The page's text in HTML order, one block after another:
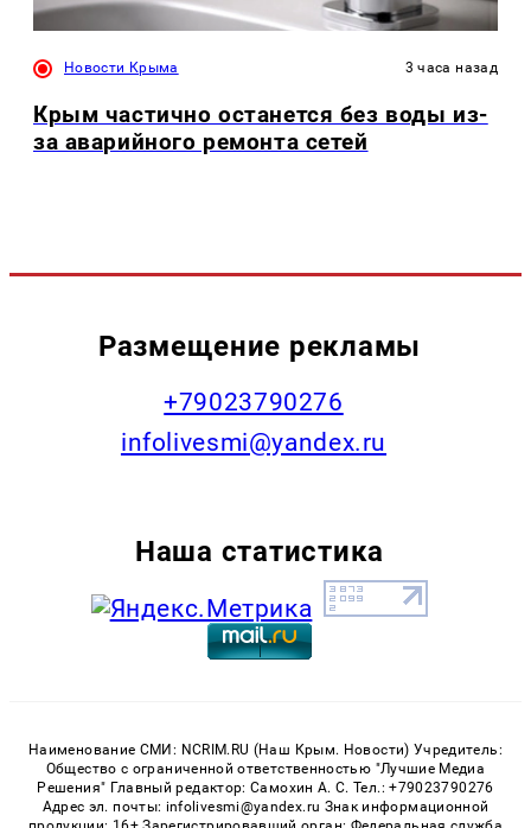
Новости Крыма 3 часа назад
Крым частично останется без воды из-
за аварийного ремонта сетей
Размещение рекламы
+79023790276
infolivesmi@yandex.ru
Наша статистика
Наименование СМИ: NCRIM.RU (Наш Крым. Новости) Учредитель:
Общество с ограниченной ответственностью "Лучшие Медиа
Решения" Главный редактор: Самохин А. С. Тел.: +79023790276
Адрес эл. почты: infolivesmi@yandex.ru Знак информационной